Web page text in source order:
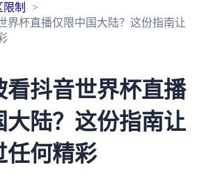
制
界杯直播仅限中国大陆？这份指南让
看抖音世界杯直播
大陆？这份指南让
任何精彩